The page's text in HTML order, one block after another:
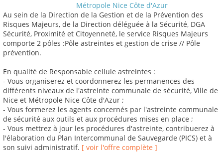
Métropole Nice Côte d'Azur
Au sein de la Direction de la Gestion et de la Prévention des
Risques Majeurs, de la Direction déléguée à la Sécurité, DGA
Sécurité, Proximité et Citoyenneté, le service Risques Majeurs
comporte 2 pôles :Pôle astreintes et gestion de crise // Pôle
prévention.
En qualité de Responsable cellule astreintes :
- Vous organiserez et coordonnerez les permanences des
différents niveaux de l'astreinte communale de sécurité, Ville de
Nice et Métropole Nice Côte d'Azur ;
- Vous formerez les agents concernés par l'astreinte communale
de sécurité aux outils et aux procédures mises en place ;
- Vous mettrez à jour les procédures d'astreinte, contribuerez à
l'élaboration du Plan Intercommunal de Sauvegarde (PICS) et à
son suivi administratif. [ voir l'offre complète ]